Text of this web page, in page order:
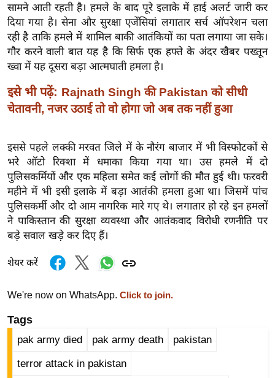
त
यं
ग
इं
या
सा
त्य
ज
ग
त
ऑ
टो
व
ज
फ
म
नो
सामने आती रहती है। हमले के बाद पूरे इलाके में हाई अलर्ट जारी कर
दिया गया है। सेना और सुरक्षा एजेंसियां लगातार सर्च ऑपरेशन चला
रही है ताकि हमले में शामिल बाकी आतंकियों का पता लगाया जा सके।
गौर करने वाली बात यह है कि सिर्फ एक हफ्ते के अंदर खैबर पख्तून
ख्वा में यह दूसरा बड़ा आत्मघाती हमला है।
इसे भी पढ़ें: Rajnath Singh की Pakistan को सीधी
चेतावनी, नजर उठाई तो वो होगा जो अब तक नहीं हुआ
इससे पहले लक्की मरवत जिले में के नौरंग बाजार में भी विस्फोटकों से
भरे ऑटो रिक्शा में धमाका किया गया था। उस हमले में दो
पुलिसकर्मियों और एक महिला समेत कई लोगों की मौत हुई थी। फरवरी
महीने में भी इसी इलाके में बड़ा आतंकी हमला हुआ था। जिसमें पांच
पुलिसकर्मी और दो आम नागरिक मारे गए थे। लगातार हो रहे इन हमलों
ने पाकिस्तान की सुरक्षा व्यवस्था और आतंकवाद विरोधी रणनीति पर
बड़े सवाल खड़े कर दिए हैं।
शेयर करें
We're now on WhatsApp. Click to join.
Tags
pak army died pak army death pakistan
terror attack in pakistan